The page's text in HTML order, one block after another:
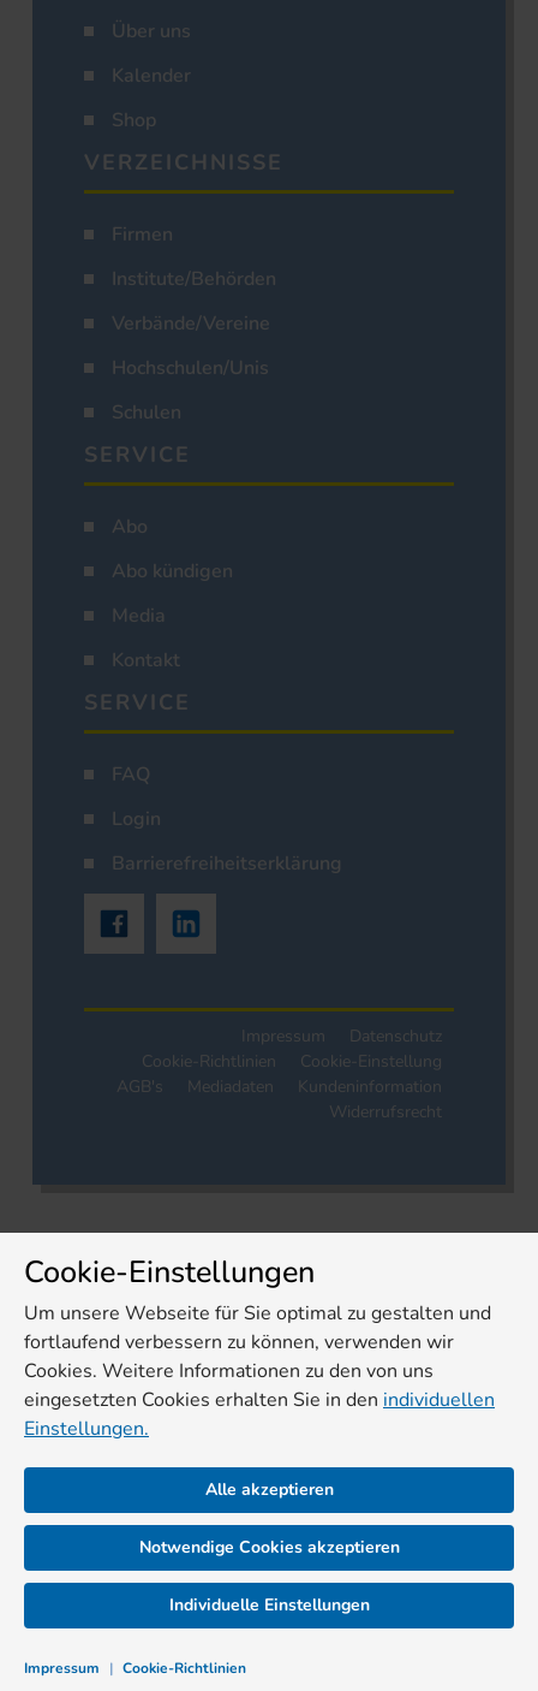
Über uns
Kalender
Shop
VERZEICHNISSE
Firmen
Institute/Behörden
Verbände/Vereine
Hochschulen/Unis
Schulen
SERVICE
Abo
Abo kündigen
Media
Kontakt
SERVICE
FAQ
Login
Barrierefreiheitserklärung
Impressum
Datenschutz
Cookie-Richtlinien
Cookie-Einstellung
AGB's
Mediadaten
Kundeninformation
Widerrufsrecht
Cookie-Einstellungen
Um unsere Webseite für Sie optimal zu gestalten und
fortlaufend verbessern zu können, verwenden wir
Cookies. Weitere Informationen zu den von uns
eingesetzten Cookies erhalten Sie in den individuellen
Einstellungen.
Alle akzeptieren
Notwendige Cookies akzeptieren
Impressum | Cookie-Richtlinien
Individuelle Einstellungen